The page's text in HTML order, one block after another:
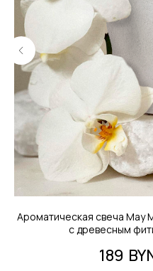
Ароматическая свеча May
с древесным
189